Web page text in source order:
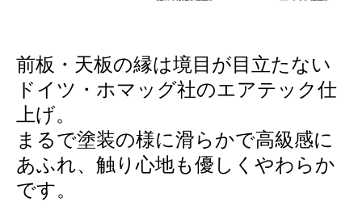
前板・天板の縁は境目が目立たない
ドイツ・ホマッグ社のエアテック仕
上げ。
まるで塗装の様に滑らかで高級感に
あふれ、触り心地も優しくやわらか
です。